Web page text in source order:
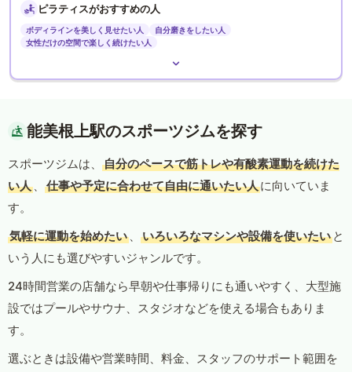
ピラティスがおすすめの人
ボディラインを美しく見せたい人
自分磨きをしたい人
女性だけの空間で楽しく続けたい人
能美根上駅のスポーツジムを探す
スポーツジムは、
自分のペースで筋トレや有酸素運動を続けた
い人 、 仕事や予定に合わせて自由に通いたい人に向いていま
す。
気軽に運動を始めたい 、 いろいろなマシンや設備を使いたい と
いう人にも選びやすいジャンルです。
24時間営業の店舗なら早朝や仕事帰りにも通いやすく、大型施
設ではプールやサウナ、スタジオなどを使える場合もありま
す。
選ぶときは設備や営業時間、料金、スタッフのサポート範囲を